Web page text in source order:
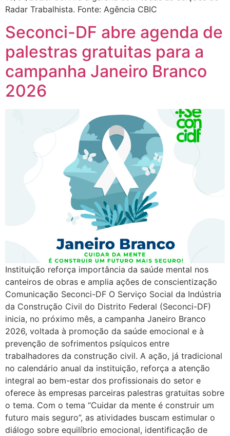
Radar Trabalhista. Fonte: Agência CBIC
Seconci-DF abre agenda de
palestras gratuitas para a
campanha Janeiro Branco
2026
Instituição reforça importância da saúde mental nos
canteiros de obras e amplia ações de conscientização
Comunicação Seconci-DF O Serviço Social da Indústria
da Construção Civil do Distrito Federal (Seconci-DF)
inicia, no próximo mês, a campanha Janeiro Branco
2026, voltada à promoção da saúde emocional e à
prevenção de sofrimentos psíquicos entre
trabalhadores da construção civil. A ação, já tradicional
no calendário anual da instituição, reforça a atenção
integral ao bem-estar dos profissionais do setor e
oferece às empresas parceiras palestras gratuitas sobre
o tema. Com o tema “Cuidar da mente é construir um
futuro mais seguro”, as atividades buscam estimular o
diálogo sobre equilíbrio emocional, identificação de